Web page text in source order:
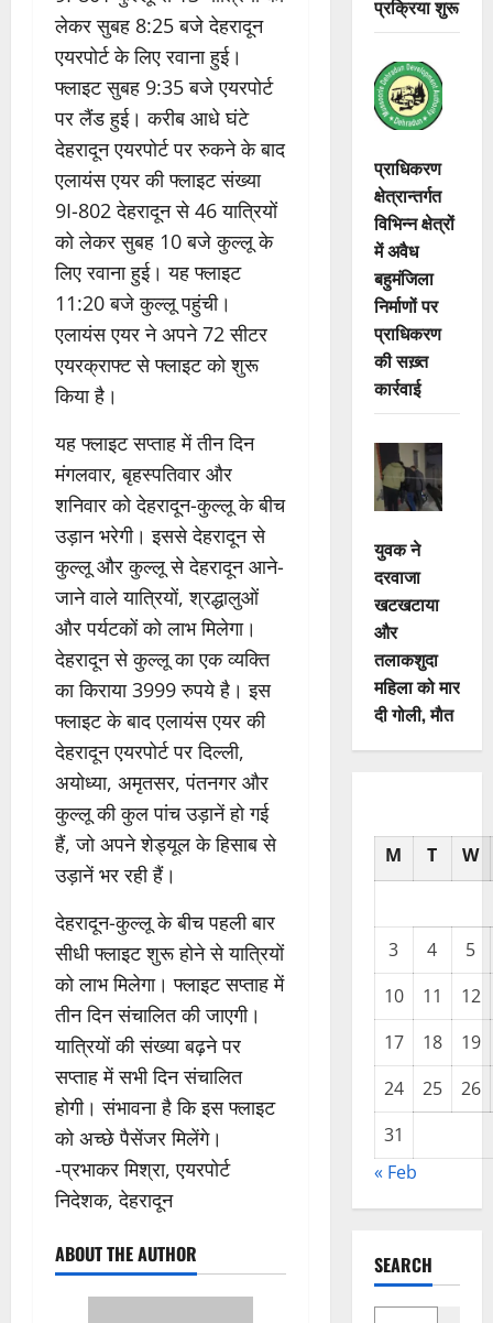
लेकर सुबह 8:25 बजे देहरादून
एयरपोर्ट के लिए रवाना हुई।
फ्लाइट सुबह 9:35 बजे एयरपोर्ट
पर लैंड हुई। करीब आधे घंटे
देहरादून एयरपोर्ट पर रुकने के बाद
एलायंस एयर की फ्लाइट संख्या
9I-802 देहरादून से 46 यात्रियों
को लेकर सुबह 10 बजे कुल्लू के
लिए रवाना हुई। यह फ्लाइट
11:20 बजे कुल्लू पहुंची।
एलायंस एयर ने अपने 72 सीटर
एयरक्राफ्ट से फ्लाइट को शुरू
किया है।
यह फ्लाइट सप्ताह में तीन दिन
मंगलवार, बृहस्पतिवार और
शनिवार को देहरादून-कुल्लू के बीच
उड़ान भरेगी। इससे देहरादून से
कुल्लू और कुल्लू से देहरादून आने-
जाने वाले यात्रियों, श्रद्धालुओं
और पर्यटकों को लाभ मिलेगा।
देहरादून से कुल्लू का एक व्यक्ति
का किराया 3999 रुपये है। इस
फ्लाइट के बाद एलायंस एयर की
देहरादून एयरपोर्ट पर दिल्ली,
अयोध्या, अमृतसर, पंतनगर और
कुल्लू की कुल पांच उड़ानें हो गई
हैं, जो अपने शेड्यूल के हिसाब से
उड़ानें भर रही हैं।
देहरादून-कुल्लू के बीच पहली बार
सीधी फ्लाइट शुरू होने से यात्रियों
को लाभ मिलेगा। फ्लाइट सप्ताह में
तीन दिन संचालित की जाएगी।
यात्रियों की संख्या बढ़ने पर
सप्ताह में सभी दिन संचालित
होगी। संभावना है कि इस फ्लाइट
को अच्छे पैसेंजर मिलेंगे।
-प्रभाकर मिश्रा, एयरपोर्ट
निदेशक, देहरादून
ABOUT THE AUTHOR
प्रक्रिया शुरू
प्राधिकरण
क्षेत्रान्तर्गत
विभिन्न क्षेत्रों
में अवैध
बहुमंजिला
निर्माणों पर
प्राधिकरण
की सख़्त
कार्रवाई
युवक ने
दरवाजा
खटखटाया
और
तलाकशुदा
महिला को मार
दी गोली, माैत
M T W
3 4
5
10
11
12
17
18
19
24
25
26
31
« Feb
SEARCH